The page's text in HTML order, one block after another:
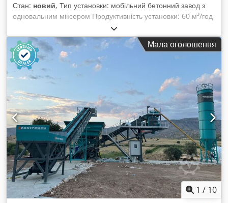
Стан: новий, Тип установки: мобільний бетонний завод з
одновальним міксером Продуктивність установки: 60 м³/год
свіжо ущільненого бетону Об’єм міксера: 1500/1000 л (1 м³
ущільненого бетону) Система центрального змащування:
ILC (виробництво Італія) Система керування: повністю
автоматизована – ПК, PLC, принтер Електронне
обладнання: Siemens Інше обладнання та аксесуари: Італія
Dksdpfxswhl Dwo Ai Ter Необмежена кількість користувачів
та віддалений доступ Встановлення та пусконалагодження
обладнання входить у нашу відповідальність Сервіс 24/7
Більше 1000 бетонних заводів, експортованих у понад 90
країн *ЛЕГКЕ ТРАНСПОРТУВАННЯ *МІНІМАЛЬНІ
ІНВЕСТИЦІЇ В ПІДГОТОВКУ МАЙДАНЧИКА *ШВИДКИЙ
МОНТАЖ
Мала оголошення
1 / 10